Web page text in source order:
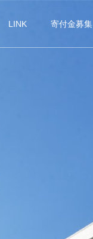
LINK 寄付金募集